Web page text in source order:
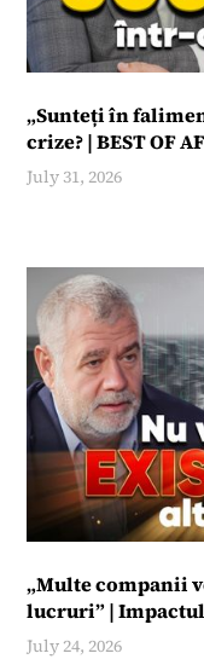
17:59
„Sunteți în
crize? | BEST OF
July 31, 2026
„Multe companii
lucruri” | Impactul
July 24, 2026